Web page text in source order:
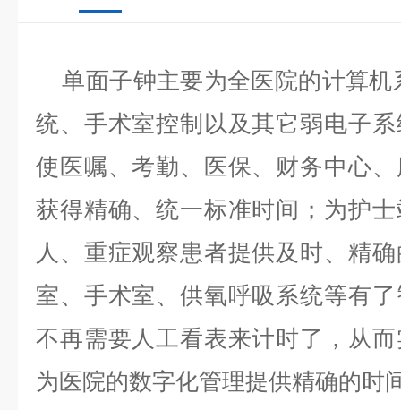
单面子钟主要为全医院的计算
统、手术室控制以及其它弱电子
使医嘱、考勤、医保、财务中心
获得精确、统一标准时间；为护
人、重症观察患者提供及时、精
室、手术室、供氧呼吸系统等有
不再需要人工看表来计时了，从
为医院的数字化管理提供精确的时